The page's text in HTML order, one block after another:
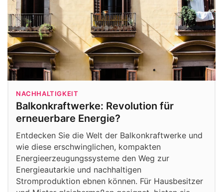
NACHHALTIGKEIT
Balkonkraftwerke: Revolution für
erneuerbare Energie?
Entdecken Sie die Welt der Balkonkraftwerke und
wie diese erschwinglichen, kompakten
Energieerzeugungssysteme den Weg zur
Energieautarkie und nachhaltigen
Stromproduktion ebnen können. Für Hausbesitzer